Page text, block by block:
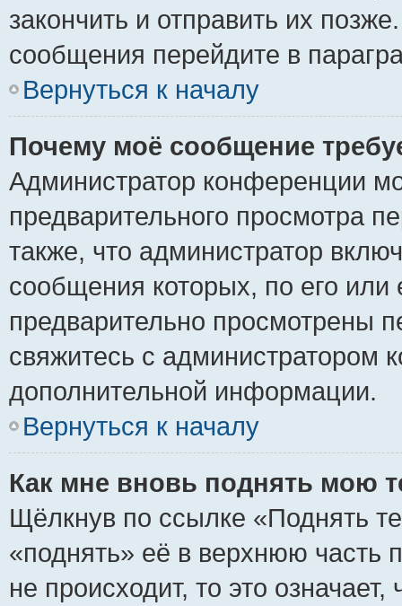
закончить и отправить их
сообщения перейдите в
Вернуться к началу
Почему моё сообщение
Администратор конференции
предварительного просмотра
также, что администратор
сообщения которых, по его
предварительно просмотрены
свяжитесь с администратором
дополнительной информации.
Вернуться к началу
Как мне вновь поднять мою
Щёлкнув по ссылке «Поднять
«поднять» её в верхнюю часть
не происходит, то это